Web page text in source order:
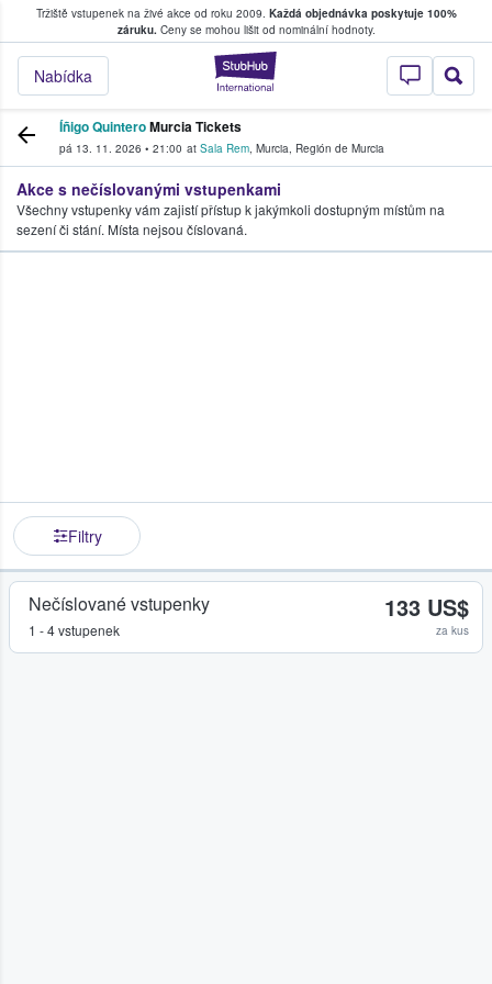
Tržiště vstupenek na živé akce od roku 2009. Každá objednávka poskytuje 100%
záruku.Ceny se mohou lišit od nominální hodnoty.
StubHub –
Nabídka
kde fanoušci kupují a prodávají vstupenky
Íñigo QuinteroMurcia Tickets
pá 13. 11. 2026 • 21:00 at Sala Rem, Murcia, Región de Murcia
Akce s nečíslovanými vstupenkami
Všechny vstupenky vám zajistí přístup k jakýmkoli dostupným místům na
sezení či stání. Místa nejsou číslovaná.
Filtry
Nečíslované vstupenky
1 - 4 vstupenek
133 US$
za kus